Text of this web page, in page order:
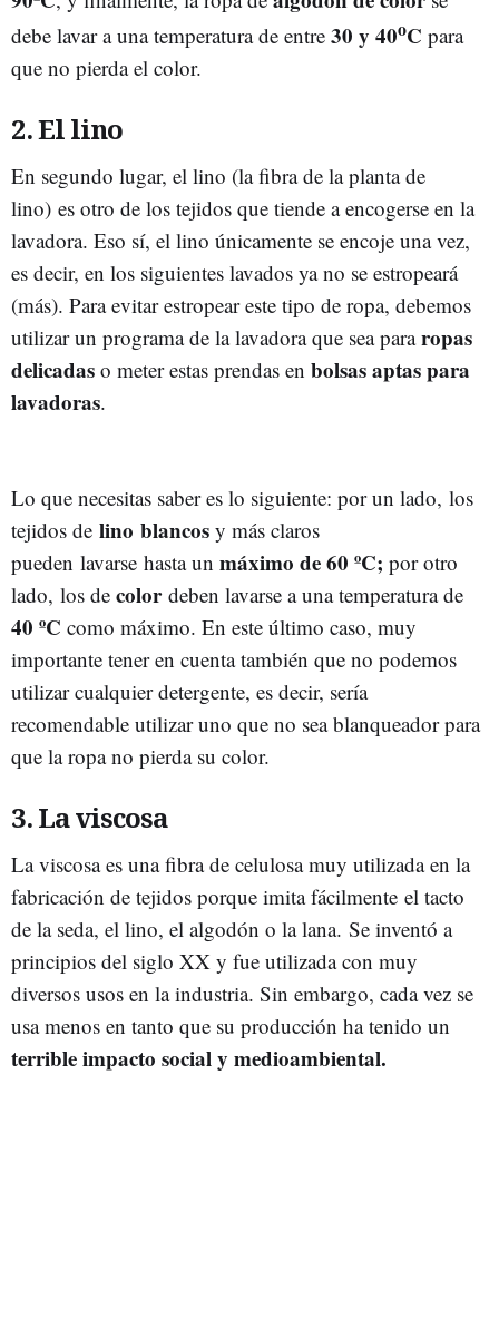
debe lavar a una temperatura de entre 30 y 40oC para
que no pierda el color.
2. El lino
En segundo lugar, el lino (la fibra de la planta de
lino) es otro de los tejidos que tiende a encogerse en la
lavadora. Eso sí, el lino únicamente se encoje una vez,
es decir, en los siguientes lavados ya no se estropeará
(más). Para evitar estropear este tipo de ropa, debemos
utilizar un programa de la lavadora que sea pararopas
delicadas o meter estas prendas en bolsas aptas para
lavadoras.
Lo que necesitas saber es lo siguiente: por un lado, los
tejidos de lino blancos y más claros
pueden lavarse hasta un máximo de 60 ºC; por otro
lado, los de colordeben lavarse a una temperatura de
40 ºC como máximo. En este último caso, muy
importante tener en cuenta también que no podemos
utilizar cualquier detergente, es decir, sería
recomendable utilizar uno que no sea blanqueador para
que la ropa no pierda su color.
3. La viscosa
La viscosa es una fibra de celulosa muy utilizada en la
fabricación de tejidos porque imita fácilmente el tacto
de la seda, el lino, el algodón o la lana. Se inventó a
principios del siglo XX y fue utilizada con muy
diversos usos en la industria. Sin embargo, cada vez se
usa menos en tanto que su producción ha tenido un
terrible impacto social y medioambiental.